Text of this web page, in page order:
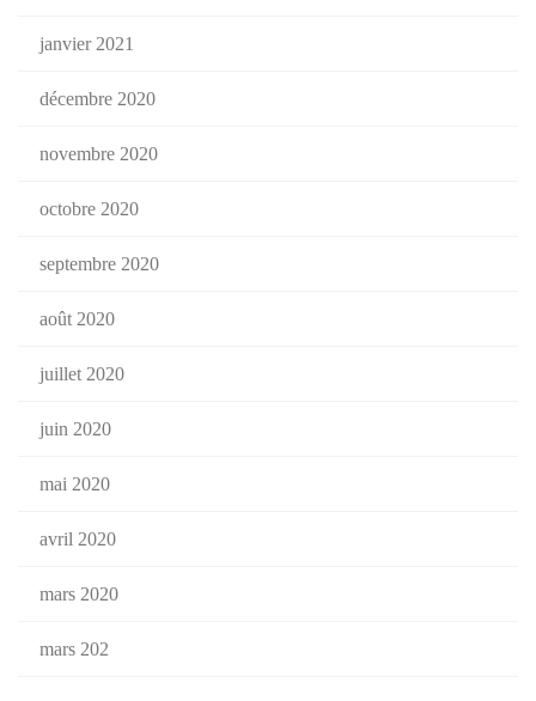
janvier 2021
décembre 2020
novembre 2020
octobre 2020
septembre 2020
août 2020
juillet 2020
juin 2020
mai 2020
avril 2020
mars 2020
mars 202